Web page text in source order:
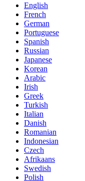
English
French
German
Portuguese
Spanish
Russian
Japanese
Korean
Arabic
Irish
Greek
Turkish
Italian
Danish
Romanian
Indonesian
Czech
Afrikaans
Swedish
Polish